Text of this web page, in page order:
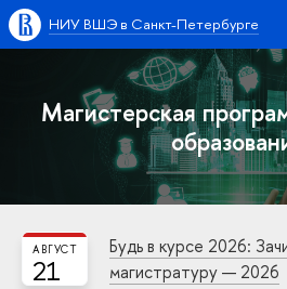
НИУ ВШЭ в Санкт-Петербурге
Магистерская
21
АВГУСТ
Будь в курсе 2026:
магистратуру — 2026